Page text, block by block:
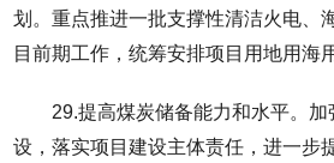
划。重点推进一批支撑性清洁火电、
目前期工作，统筹安排项目用地用海
29.提高煤炭储备能力和水平。
设，落实项目建设主体责任，进一步